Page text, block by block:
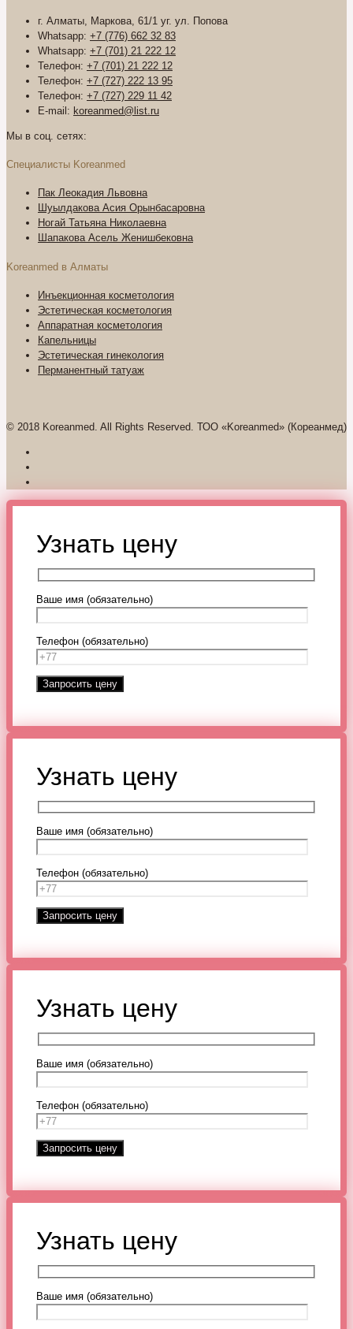
г. Алматы, Маркова, 61/1 уг. ул. Попова
Whatsapp: +7 (776) 662 32 83
Whatsapp: +7 (701) 21 222 12
Телефон: +7 (701) 21 222 12
Телефон: +7 (727) 222 13 95
Телефон: +7 (727) 229 11 42
E-mail: koreanmed@list.ru
Мы в соц. сетях:
Специалисты Koreanmed
Пак Леокадия Львовна
Шуылдакова Асия Орынбасаровна
Ногай Татьяна Николаевна
Шапакова Асель Женишбековна
Koreanmed в Алматы
Инъекционная косметология
Эстетическая косметология
Аппаратная косметология
Капельницы
Эстетическая гинекология
Перманентный татуаж
© 2018 Koreanmed. All Rights Reserved. ТОО «Koreanmed» (Кореанмед)
Узнать цену
Ваше имя (обязательно)
Телефон (обязательно)
Узнать цену
Ваше имя (обязательно)
Телефон (обязательно)
Узнать цену
Ваше имя (обязательно)
Телефон (обязательно)
Узнать цену
Ваше имя (обязательно)